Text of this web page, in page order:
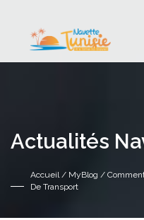
Actualités
Accueil/ MyBlog /
De Transport